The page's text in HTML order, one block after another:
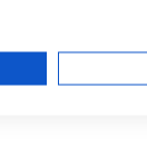
zur Auswahl